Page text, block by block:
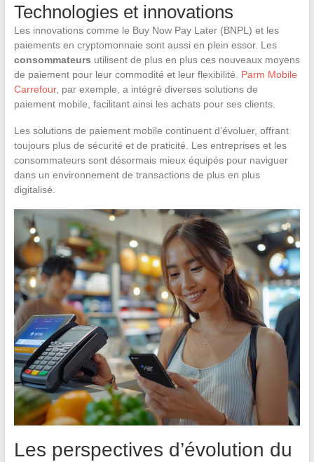
Technologies et innovations
Les innovations comme le Buy Now Pay Later (BNPL) et les
paiements en cryptomonnaie sont aussi en plein essor. Les
consommateurs utilisent de plus en plus ces nouveaux moyens
de paiement pour leur commodité et leur flexibilité. Parm Mobile
Carrefour, par exemple, a intégré diverses solutions de
paiement mobile, facilitant ainsi les achats pour ses clients.
Les solutions de paiement mobile continuent d’évoluer, offrant
toujours plus de sécurité et de praticité. Les entreprises et les
consommateurs sont désormais mieux équipés pour naviguer
dans un environnement de transactions de plus en plus
digitalisé.
Les perspectives d’évolution du